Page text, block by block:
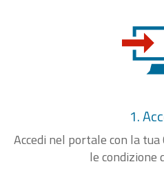
1.
Accedi nel portale con la tua
le condizione